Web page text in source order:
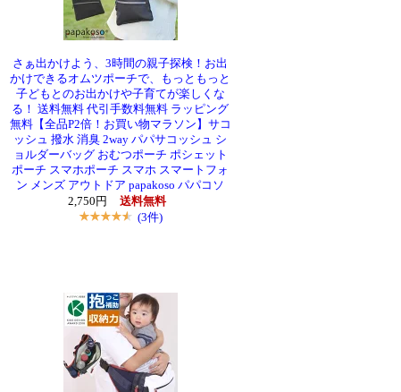
さぁ出かけよう、3時間の親子探検！お出
かけできるオムツポーチで、もっともっと
子どもとのお出かけや子育てが楽しくな
る！ 送料無料 代引手数料無料 ラッピング
無料【全品P2倍！お買い物マラソン】サコ
ッシュ 撥水 消臭 2way パパサコッシュ シ
ョルダーバッグ おむつポーチ ポシェット
ポーチ スマホポーチ スマホ スマートフォ
ン メンズ アウトドア papakoso パパコソ
2,750円
送料無料
(3件)